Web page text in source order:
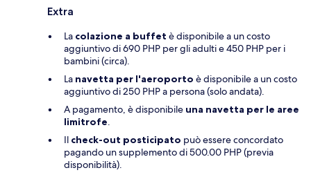
Extra
La colazione a buffet è disponibile a un costo
aggiuntivo di 690 PHP per gli adulti e 450 PHP per i
bambini (circa).
La navetta per l'aeroporto è disponibile a un costo
aggiuntivo di 250 PHP a persona (solo andata).
A pagamento, è disponibile una navetta per le aree
limitrofe.
Il check-out posticipato può essere concordato
pagando un supplemento di 500.00 PHP (previa
disponibilità).